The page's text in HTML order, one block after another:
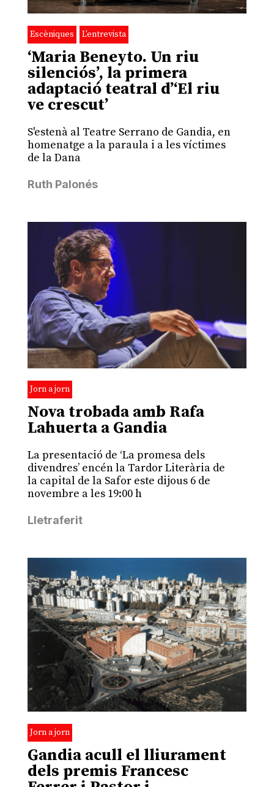
Escèniques L'entrevista
‘Maria Beneyto. Un riu
silenciós’, la primera
adaptació teatral d’‘El riu
ve crescut’
S'estenà al Teatre Serrano de Gandia, en
homenatge a la paraula i a les víctimes
de la Dana
Ruth Palonés
Jorn a jorn
Nova trobada amb Rafa
Lahuerta a Gandia
La presentació de ‘La promesa dels
divendres’ encén la Tardor Literària de
la capital de la Safor este dijous 6 de
novembre a les 19:00 h
Lletraferit
Jorn a jorn
Gandia acull el lliurament
dels premis Francesc